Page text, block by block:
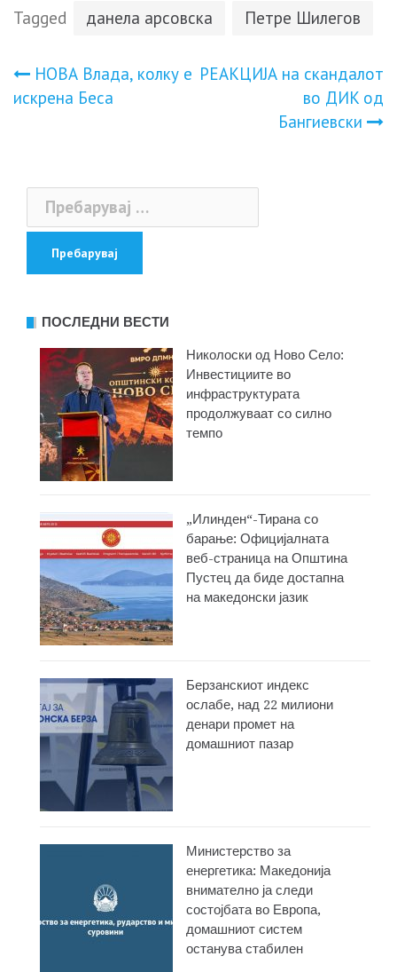
Tagged данела арсовска Петре Шилегов
Навигација
на
HOВА Владa, колку е
искрена Беca
PEAКЦИJА на скандaлот
во ДИK од
Бaнгиeвcки
Пребарувај
за:
ПОСЛЕДНИ ВЕСТИ
Николоски од Ново Село:
Инвестициите во
инфраструктурата
продолжуваат со силно
темпо
„Илинден“-Тирана со
барање: Официјалната
веб-страница на Општина
Пустец да биде достапна
на македонски јазик
Берзанскиот индекс
ослабе, над 22 милиони
денари промет на
домашниот пазар
Министерство за
енергетика: Македонија
внимателно ја следи
состојбата во Европа,
домашниот систем
останува стабилен